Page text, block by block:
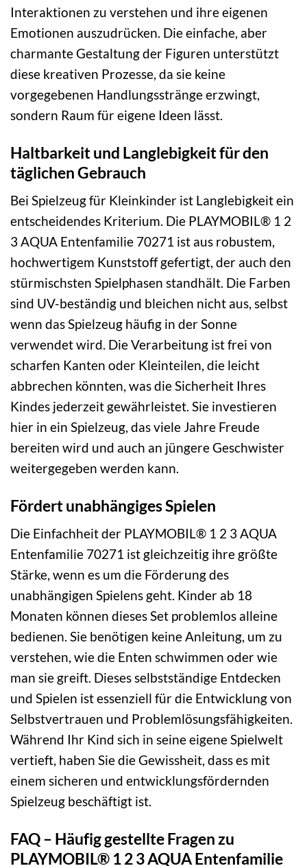
Interaktionen zu verstehen und ihre eigenen
Emotionen auszudrücken. Die einfache, aber
charmante Gestaltung der Figuren unterstützt
diese kreativen Prozesse, da sie keine
vorgegebenen Handlungsstränge erzwingt,
sondern Raum für eigene Ideen lässt.
Haltbarkeit und Langlebigkeit für den
täglichen Gebrauch
Bei Spielzeug für Kleinkinder ist Langlebigkeit ein
entscheidendes Kriterium. Die PLAYMOBIL® 1 2
3 AQUA Entenfamilie 70271 ist aus robustem,
hochwertigem Kunststoff gefertigt, der auch den
stürmischsten Spielphasen standhält. Die Farben
sind UV-beständig und bleichen nicht aus, selbst
wenn das Spielzeug häufig in der Sonne
verwendet wird. Die Verarbeitung ist frei von
scharfen Kanten oder Kleinteilen, die leicht
abbrechen könnten, was die Sicherheit Ihres
Kindes jederzeit gewährleistet. Sie investieren
hier in ein Spielzeug, das viele Jahre Freude
bereiten wird und auch an jüngere Geschwister
weitergegeben werden kann.
Fördert unabhängiges Spielen
Die Einfachheit der PLAYMOBIL® 1 2 3 AQUA
Entenfamilie 70271 ist gleichzeitig ihre größte
Stärke, wenn es um die Förderung des
unabhängigen Spielens geht. Kinder ab 18
Monaten können dieses Set problemlos alleine
bedienen. Sie benötigen keine Anleitung, um zu
verstehen, wie die Enten schwimmen oder wie
man sie greift. Dieses selbstständige Entdecken
und Spielen ist essenziell für die Entwicklung von
Selbstvertrauen und Problemlösungsfähigkeiten.
Während Ihr Kind sich in seine eigene Spielwelt
vertieft, haben Sie die Gewissheit, dass es mit
einem sicheren und entwicklungsfördernden
Spielzeug beschäftigt ist.
FAQ – Häufig gestellte Fragen zu
PLAYMOBIL® 1 2 3 AQUA Entenfamilie